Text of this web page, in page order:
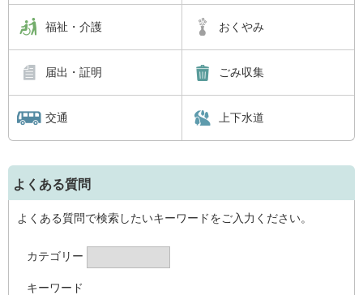
福祉・介護 おくやみ
届出・証明 ごみ収集
交通 上下水道
よくある質問
よくある質問で検索したいキーワードをご入力ください。
カテゴリー
キーワード